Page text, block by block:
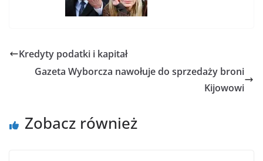
Kredyty podatki i kapitał
Gazeta Wyborcza nawołuje do sprzedaży broni
Kijowowi
Zobacz również